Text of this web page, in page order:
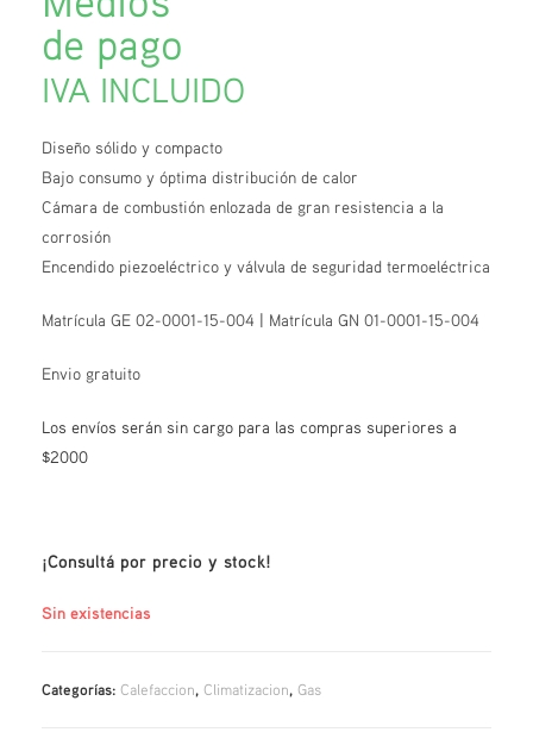
IVA INCLUIDO
Diseño sólido y compacto
Bajo consumo y óptima distribución de calor
Cámara de combustión enlozada de gran resistencia a la
corrosión
Encendido piezoeléctrico y válvula de seguridad termoeléctrica
Matrícula GE 02-0001-15-004 | Matrícula GN 01-0001-15-004
Envio gratuito
Los envíos serán sin cargo para las compras superiores a
$2000
¡Consultá por precio y stock!
Sin existencias
Categorías:Calefaccion,Climatizacion,Gas